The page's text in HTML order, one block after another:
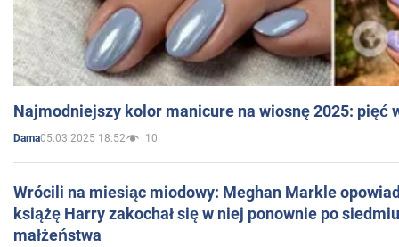
Najmodniejszy kolor manicure na wiosnę 2025: pięć
Dama05.03.2025 18:52 10
Wrócili na miesiąc miodowy: Meghan Markle
książę Harry zakochał się w niej ponownie po
małżeństwa